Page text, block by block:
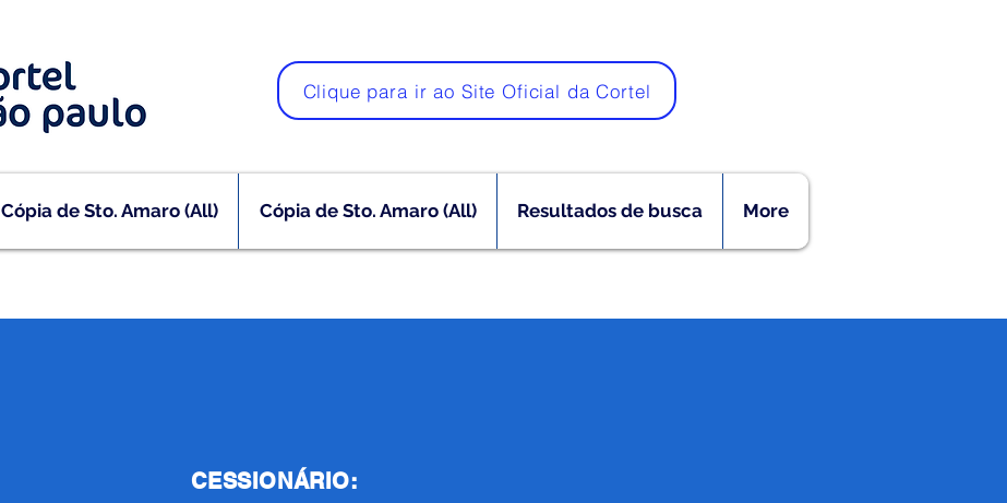
Clique para ir ao Site Oficial da Cortel
Cópia de Sto. Amaro (All) Cópia de Sto. Amaro (All) Resultados de busca More
CESSIONÁRIO: